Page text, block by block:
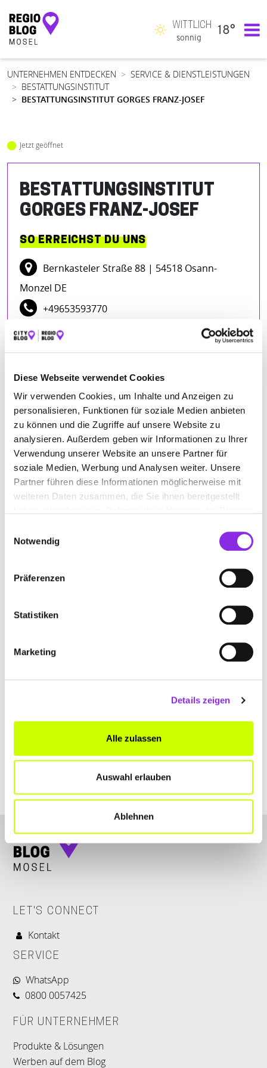
Diese Webseite verwendet Cookies
Wir verwenden Cookies, um Inhalte und Anzeigen zu
personalisieren, Funktionen für soziale Medien anbieten
zu können und die Zugriffe auf unsere Website zu
analysieren. Außerdem geben wir Informationen zu Ihrer
Verwendung unserer Website an unsere Partner für
soziale Medien, Werbung und Analysen weiter. Unsere
Partner führen diese Informationen möglicherweise mit
weiteren Daten zusammen, die Sie ihnen bereitgestellt
Notwendig
Präferenzen
Statistiken
Marketing
Details zeigen
Alle zulassen
Auswahl erlauben
Ablehnen
Hauptnavigation
WITTLICH
sonnig
18°
UNTERNEHMEN ENTDECKEN
SERVICE & DIENSTLEISTUNGEN
BESTATTUNGSINSTITUT
BESTATTUNGSINSTITUT GORGES FRANZ-JOSEF
Jetzt geöffnet
BESTATTUNGSINSTITUT
GORGES FRANZ-JOSEF
SO ERREICHST DU UNS
Bernkasteler Straße 88 | 54518 Osann-
Monzel DE
+49653593770
www.bestattungen-gorges.de
ÖFFNUNGSZEITEN
Montag
00:00 - 24:00
Dienstag
00:00 - 24:00
Mittwoch
00:00 - 24:00
Donnerstag
00:00 - 24:00
Freitag
00:00 - 24:00
Samstag
00:00 - 24:00
ANFAHRT
LET'S CONNECT
Kontakt
SERVICE
WhatsApp
0800 0057425
FÜR UNTERNEHMER
Produkte & Lösungen
Werben auf dem Blog